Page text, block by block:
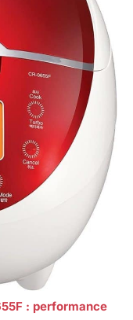
: performance